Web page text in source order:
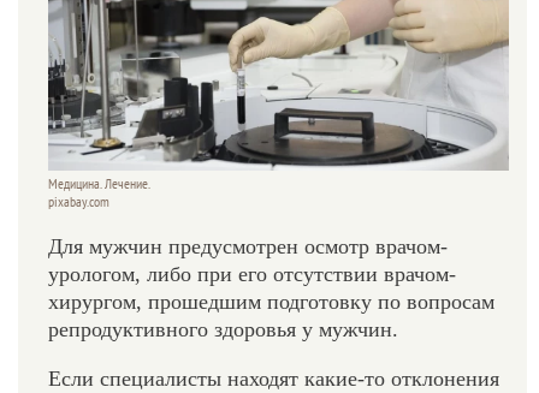
Медицина. Лечение.
pixabay.com
Для мужчин предусмотрен осмотр врачом-
урологом, либо при его отсутствии врачом-
хирургом, прошедшим подготовку по вопросам
репродуктивного здоровья у мужчин.
Если специалисты находят какие-то отклонения